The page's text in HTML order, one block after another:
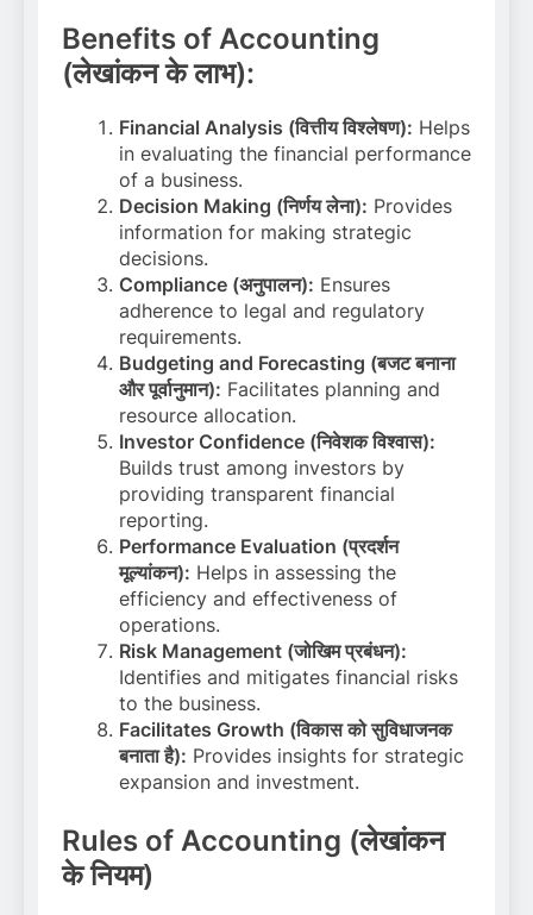
Benefits of Accounting
(लेखांकन के लाभ):
Financial Analysis (वित्तीय विश्लेषण): Helps
in evaluating the financial performance
of a business.
Decision Making (निर्णय लेना): Provides
information for making strategic
decisions.
Compliance (अनुपालन): Ensures
adherence to legal and regulatory
requirements.
Budgeting and Forecasting (बजट बनाना
और पूर्वानुमान): Facilitates planning and
resource allocation.
Investor Confidence (निवेशक विश्वास):
Builds trust among investors by
providing transparent financial
reporting.
Performance Evaluation (प्रदर्शन
मूल्यांकन): Helps in assessing the
efficiency and effectiveness of
operations.
Risk Management (जोखिम प्रबंधन):
Identifies and mitigates financial risks
to the business.
Facilitates Growth (विकास को सुविधाजनक
बनाता है): Provides insights for strategic
expansion and investment.
Rules of Accounting (लेखांकन
के नियम)